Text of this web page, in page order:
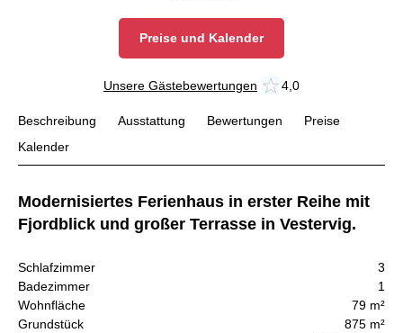
Preise und Kalender
Unsere Gästebewertungen 4,0
Beschreibung Ausstattung Bewertungen
Preise
Kalender
Modernisiertes Ferienhaus in erster Reihe mit
Fjordblick und großer Terrasse in Vestervig.
Schlafzimmer
3
Badezimmer
1
Wohnfläche
79 m²
Grundstück
875 m²